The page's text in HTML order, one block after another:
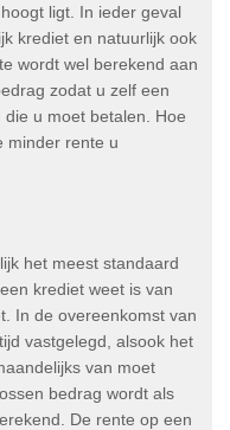
ligt. In ieder geval
krediet en natuurlijk ook
wordt wel berekend aan
zodat u zelf een
u moet betalen. Hoe
minder rente u
het meest standaard
krediet weet is van
In de overeenkomst van
vastgelegd, alsook het
van moet
bedrag wordt als
De rente op een